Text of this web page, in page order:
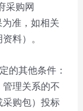
采购网
准，如相关
料）。
的其他条件：
理关系的不
购包）投标